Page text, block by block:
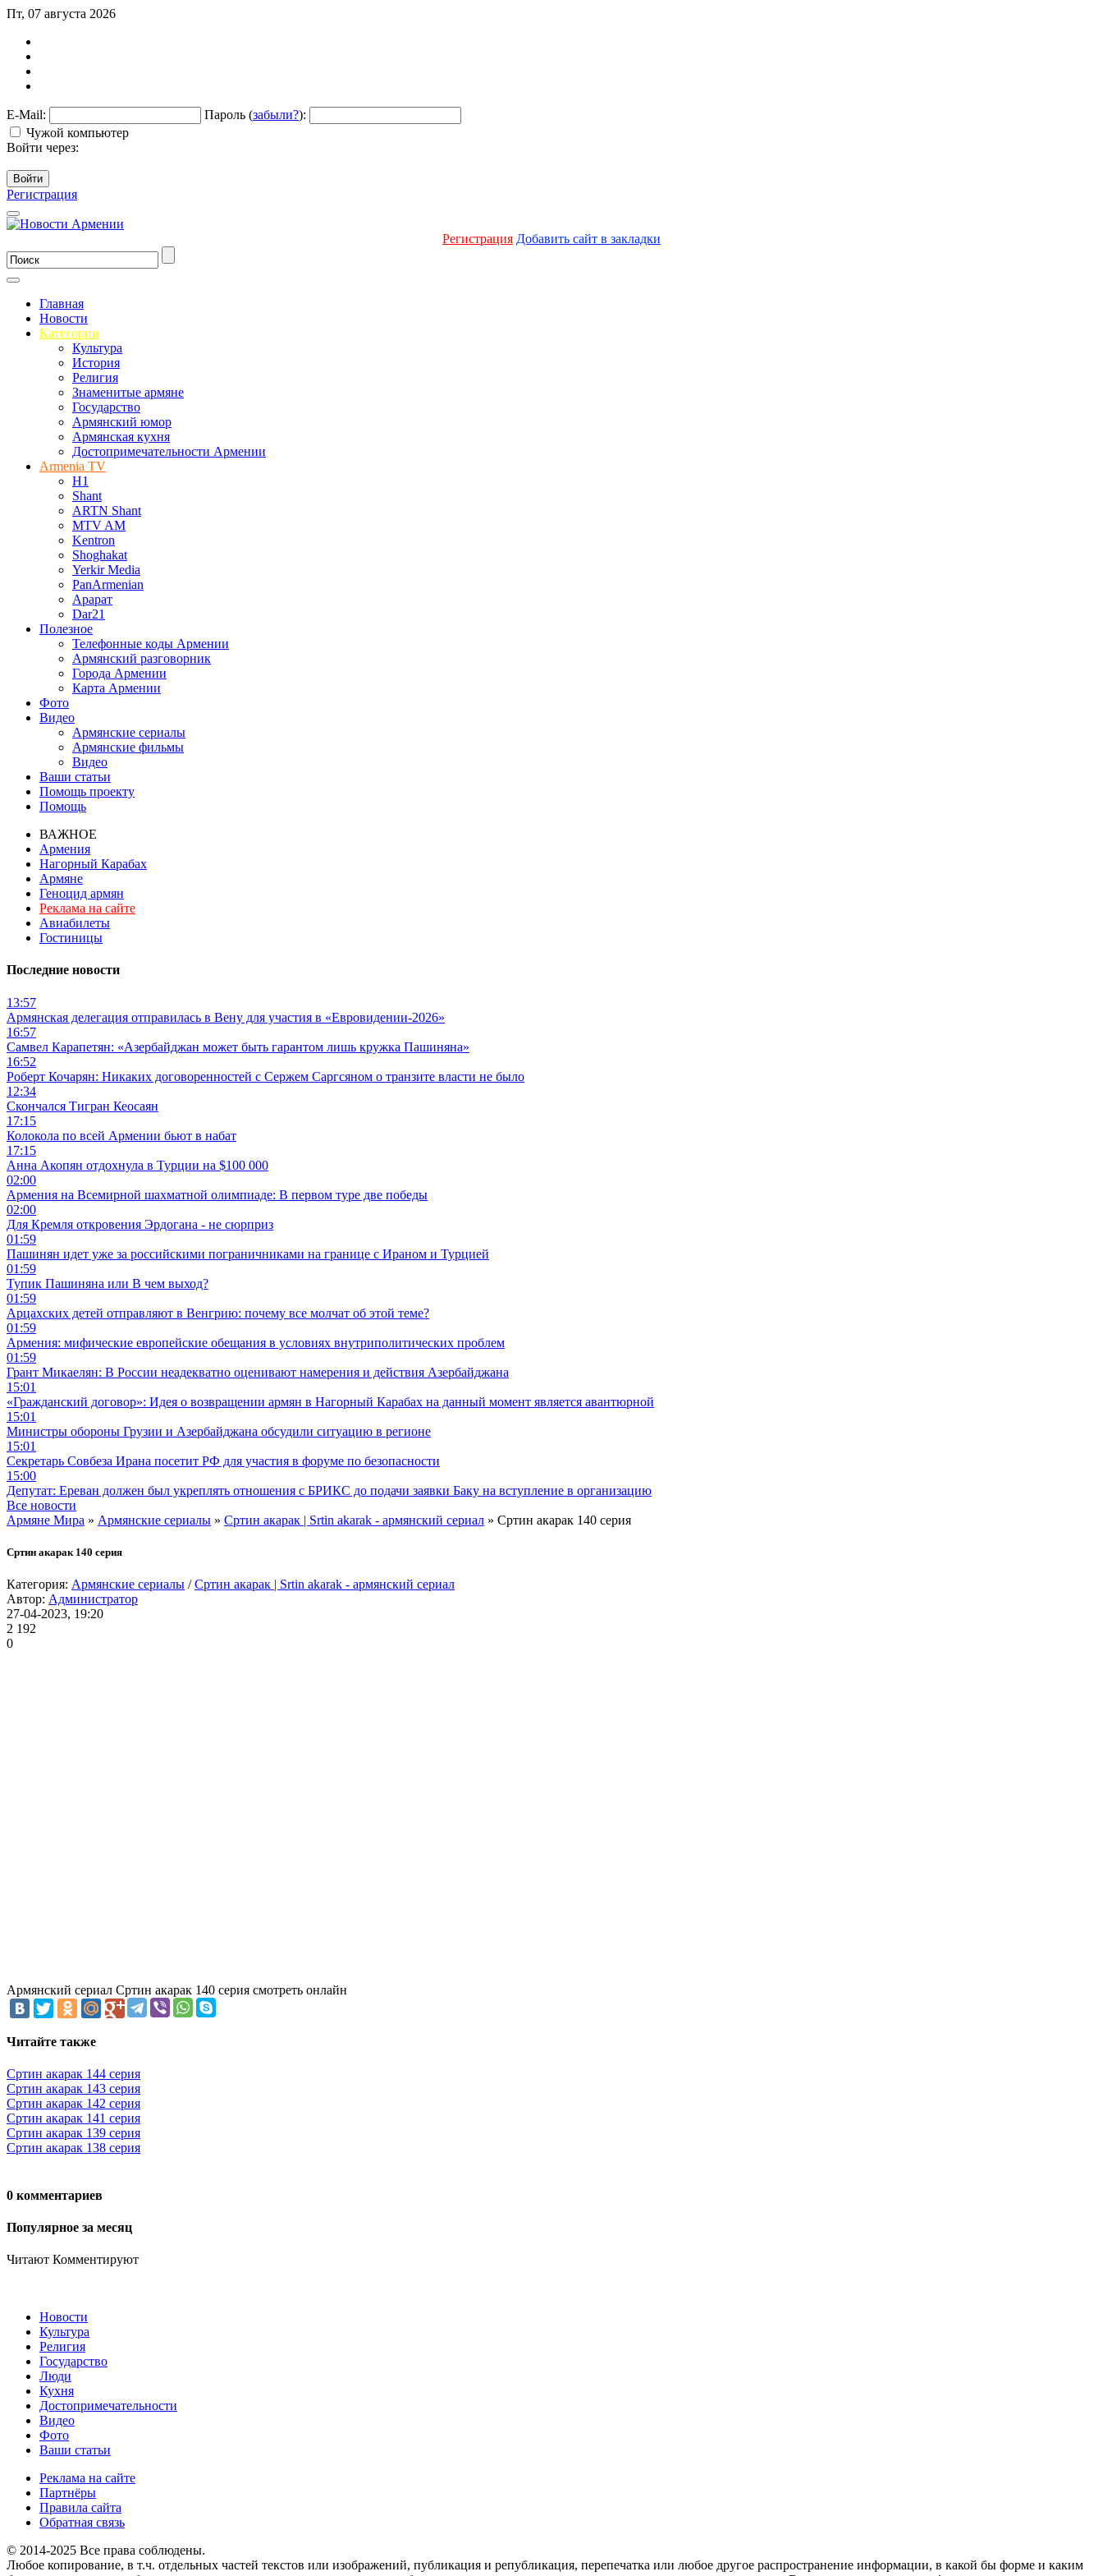
Пт, 07 августа 2026
E-Mail: Пароль (забыли?):
Чужой компьютер
Войти через:
Войти
Регистрация
Регистрация Добавить сайт в закладки
Главная
Новости
Категории
Культура
История
Религия
Знаменитые армяне
Государство
Армянский юмор
Армянская кухня
Достопримечательности Армении
Armenia TV
H1
Shant
ARTN Shant
MTV AM
Kentron
Shoghakat
Yerkir Media
PanArmenian
Арарат
Dar21
Полезное
Телефонные коды Армении
Армянский разговорник
Города Армении
Карта Армении
Фото
Видео
Армянские сериалы
Армянские фильмы
Видео
Ваши статьи
Помощь проекту
Помощь
ВАЖНОЕ
Армения
Нагорный Карабах
Армяне
Геноцид армян
Реклама на сайте
Авиабилеты
Гостиницы
Последние новости
13:57
Армянская делегация отправилась в Вену для участия в «Евровидении-2026»
16:57
Самвел Карапетян: «Азербайджан может быть гарантом лишь кружка Пашиняна»
16:52
Роберт Кочарян: Никаких договоренностей с Сержем Саргсяном о транзите власти не было
12:34
Скончался Тигран Кеосаян
17:15
Колокола по всей Армении бьют в набат
17:15
Анна Акопян отдохнула в Турции на $100 000
02:00
Армения на Всемирной шахматной олимпиаде: В первом туре две победы
02:00
Для Кремля откровения Эрдогана - не сюрприз
01:59
Пашинян идет уже за российскими пограничниками на границе с Ираном и Турцией
01:59
Тупик Пашиняна или В чем выход?
01:59
Арцахских детей отправляют в Венгрию: почему все молчат об этой теме?
01:59
Армения: мифические европейские обещания в условиях внутриполитических проблем
01:59
Грант Микаелян: В России неадекватно оценивают намерения и действия Азербайджана
15:01
«Гражданский договор»: Идея о возвращении армян в Нагорный Карабах на данный момент является авантюрной
15:01
Министры обороны Грузии и Азербайджана обсудили ситуацию в регионе
15:01
Секретарь Совбеза Ирана посетит РФ для участия в форуме по безопасности
15:00
Депутат: Ереван должен был укреплять отношения с БРИКС до подачи заявки Баку на вступление в организацию
Все новости
Армяне Мира » Армянские сериалы » Сртин акарак | Srtin akarak - армянский сериал » Сртин акарак 140 серия
Сртин акарак 140 серия
Категория: Армянские сериалы /Сртин акарак | Srtin akarak - армянский сериал
Автор: Администратор
27-04-2023, 19:20
2 192
0
Армянский сериал Сртин акарак 140 серия смотреть онлайн
Читайте также
Сртин акарак 144 серия
Сртин акарак 143 серия
Сртин акарак 142 серия
Сртин акарак 141 серия
Сртин акарак 139 серия
Сртин акарак 138 серия
0 комментариев
Популярное за месяц
Читают Комментируют
Новости
Культура
Религия
Государство
Люди
Кухня
Достопримечательности
Видео
Фото
Ваши статьи
Реклама на сайте
Партнёры
Правила сайта
Обратная связь
© 2014-2025 Все права соблюдены.
Любое копирование, в т.ч. отдельных частей текстов или изображений, публикация и републикация, перепечатка или любое другое распространение информации, в какой бы форме и каким